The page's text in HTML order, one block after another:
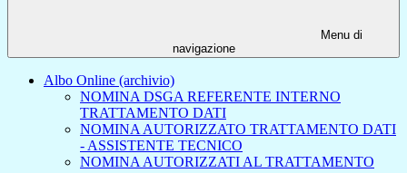
Menu di
navigazione
Albo Online (archivio)
NOMINA DSGA REFERENTE INTERNO
TRATTAMENTO DATI
NOMINA AUTORIZZATO TRATTAMENTO DATI
- ASSISTENTE TECNICO
NOMINA AUTORIZZATI AL TRATTAMENTO